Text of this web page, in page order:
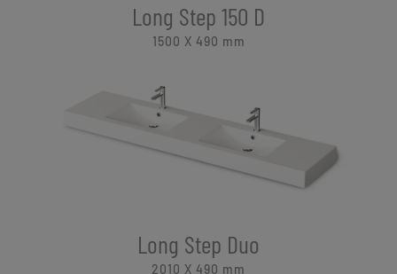
Long Step 150 D
1500 X 490 mm
Long Step Duo
2010 X 490 mm